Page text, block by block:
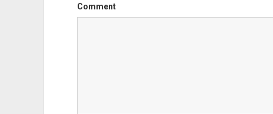
Comment